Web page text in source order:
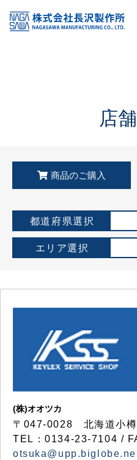
KSS加盟店・取扱店情報
店舗一覧
店
商品のご購入
都道府県選択
エリア選択
(株)オオツカ
〒047-0028 北海道小樽
TEL：0134-23-7104 /